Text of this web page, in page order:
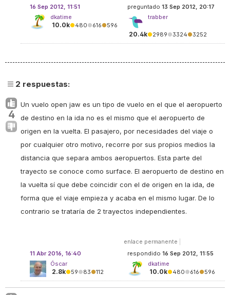
preguntado 13 Sep 2012, 20:17
trabber
20.4k●2989●3324●3252
16 Sep 2012, 11:51
dkatime
10.0k●480●616●596
2 respuestas:
4
Un vuelo open jaw es un tipo de vuelo en el que el aeropuerto
de destino en la ida no es el mismo que el aeropuerto de
origen en la vuelta. El pasajero, por necesidades del viaje o
por cualquier otro motivo, recorre por sus propios medios la
distancia que separa ambos aeropuertos. Esta parte del
trayecto se conoce como surface. El aeropuerto de destino en
la vuelta sí que debe coincidir con el de origen en la ida, de
forma que el viaje empieza y acaba en el mismo lugar. De lo
contrario se trataría de 2 trayectos independientes.
enlace permanente
respondido 16 Sep 2012, 11:55
dkatime
10.0k●480●616●596
11 Abr 2016, 16:40
Óscar
2.8k●59●83●112